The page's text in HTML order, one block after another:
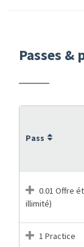
Passes &
Pass
0.01 Offre
illimité)
1 Practice